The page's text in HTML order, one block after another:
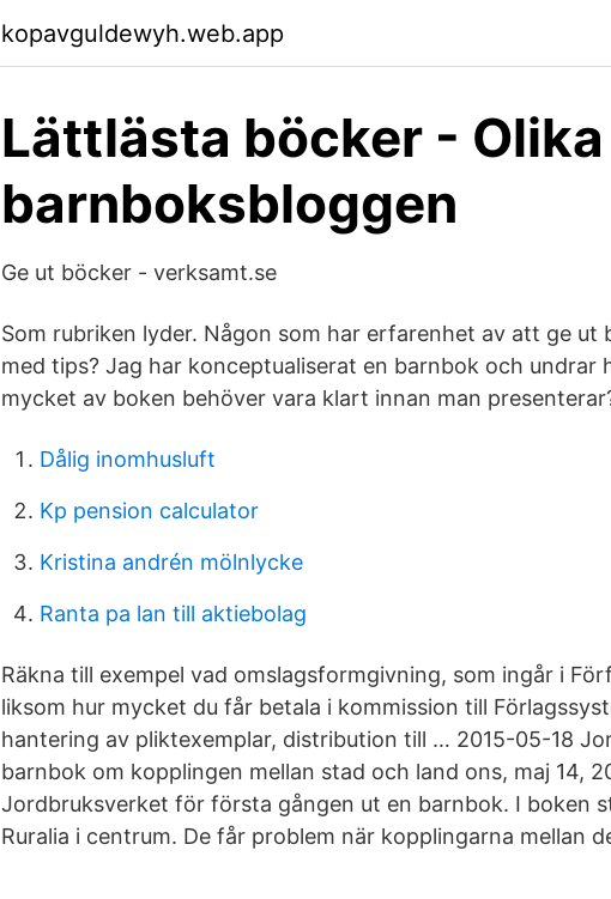
kopavguldewyh.web.app
Lättlästa böcker -
barnboksbloggen
Ge ut böcker - verksamt.se
Som rubriken lyder. Någon som har erfarenhet av att ge ut
med tips? Jag har konceptualiserat en barnbok och undrar
mycket av boken behöver vara klart innan man
Dålig inomhusluft
Kp pension calculator
Kristina andrén mölnlycke
Ranta pa lan till aktiebolag
Räkna till exempel vad omslagsformgivning, som ingår i
liksom hur mycket du får betala i kommission till
hantering av pliktexemplar, distribution till … 2015-05-18
barnbok om kopplingen mellan stad och land ons, maj 14,
Jordbruksverket för första gången ut en barnbok. I boken
Ruralia i centrum. De får problem när kopplingarna mellan